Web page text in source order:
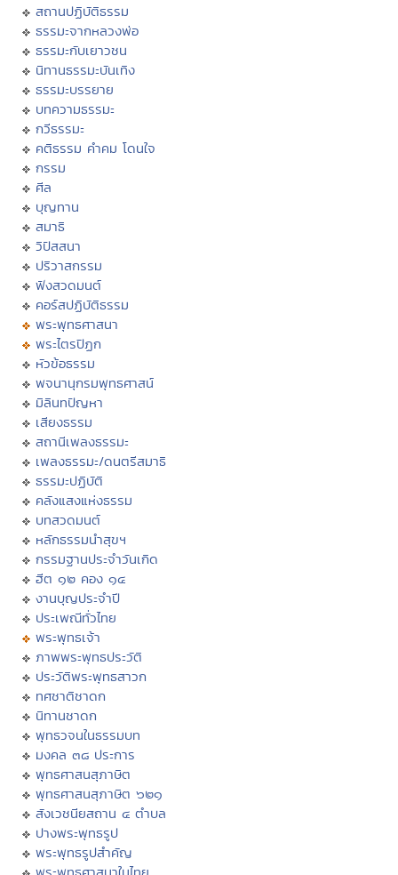
สถานปฏิบัติธรรม
ธรรมะจากหลวงพ่อ
ธรรมะกับเยาวชน
นิทานธรรมะบันเทิง
ธรรมะบรรยาย
บทความธรรมะ
กวีธรรมะ
คติธรรม คำคม โดนใจ
กรรม
ศีล
บุญทาน
สมาธิ
วิปัสสนา
ปริวาสกรรม
ฟังสวดมนต์
คอร์สปฏิบัติธรรม
พระพุทธศาสนา
พระไตรปิฏก
หัวข้อธรรม
พจนานุกรมพุทธศาสน์
มิลินทปัญหา
เสียงธรรม
สถานีเพลงธรรมะ
เพลงธรรมะ/ดนตรีสมาธิ
ธรรมะปฏิบัติ
คลังแสงแห่งธรรม
บทสวดมนต์
หลักธรรมนำสุขฯ
กรรมฐานประจำวันเกิด
ฮีต ๑๒ คอง ๑๔
งานบุญประจำปี
ประเพณีทั่วไทย
พระพุทธเจ้า
ภาพพระพุทธประวัติ
ประวัติพระพุทธสาวก
ทศชาติชาดก
นิทานชาดก
พุทธวจนในธรรมบท
มงคล ๓๘ ประการ
พุทธศาสนสุภาษิต
พุทธศาสนสุภาษิต ๖๒๑
สังเวชนียสถาน ๔ ตำบล
ปางพระพุทธรูป
พระพุทธรูปสำคัญ